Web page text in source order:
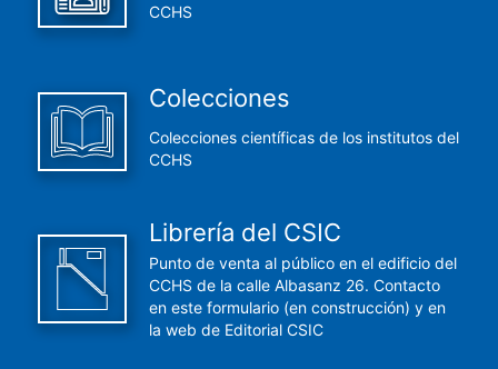
CCHS
Colecciones
Colecciones científicas de los institutos del
CCHS
Librería del CSIC
Punto de venta al público en el edificio del
CCHS de la calle Albasanz 26. Contacto
en este formulario (en construcción) y en
la web de Editorial CSIC